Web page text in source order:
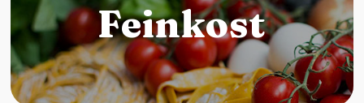
Feinkost